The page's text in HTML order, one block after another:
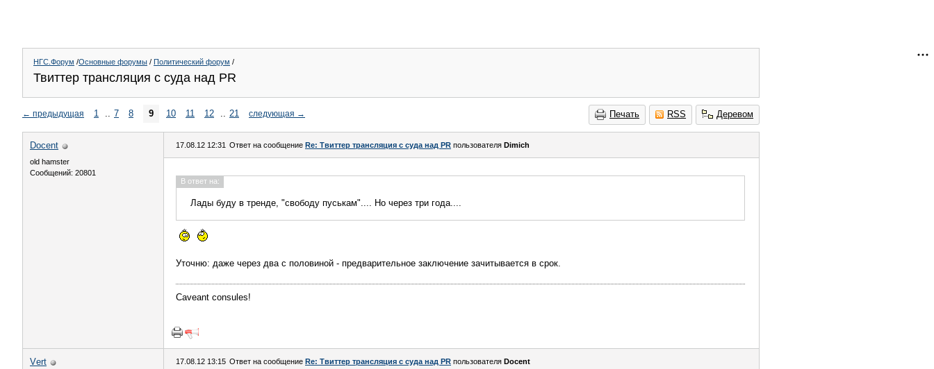
НГС.Форум /Основные форумы / Политический форум /
Твиттер трансляция с суда над PR
Печать RSS Деревом
← предыдущая 1 .. 7 8 9 10 11 12 .. 21 следующая →
Docent
old hamster
Сообщений: 20801
17.08.12 12:31 Ответ на сообщение Re: Твиттер трансляция с суда над PR пользователя Dimich
В ответ на:
Лады буду в тренде, "свободу пуськам".... Но через три года....
Уточню: даже через два с половиной - предварительное заключение зачитывается в срок.
Caveant consules!
Vеrt 17.08.12 13:15 Ответ на сообщение Re: Твиттер трансляция с суда над PR пользователя Docent